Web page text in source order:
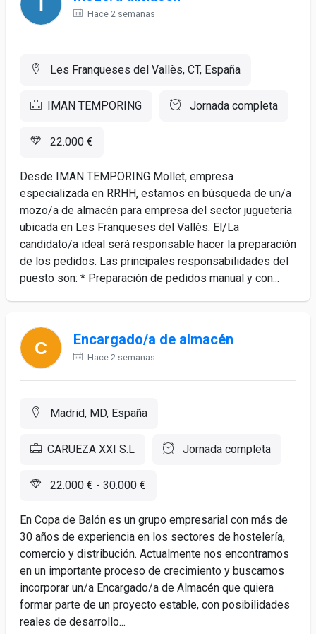
Hace 2 semanas
Les Franqueses del Vallès, CT, España
IMAN TEMPORING Jornada completa
22.000 €
Desde IMAN TEMPORING Mollet, empresa
especializada en RRHH, estamos en búsqueda de un/a
mozo/a de almacén para empresa del sector juguetería
ubicada en Les Franqueses del Vallès. El/La
candidato/a ideal será responsable hacer la preparación
de los pedidos. Las principales responsabilidades del
puesto son: * Preparación de pedidos manual y con...
Encargado/a de almacén
Hace 2 semanas
Madrid, MD, España
CARUEZA XXI S.L Jornada completa
22.000 € - 30.000 €
En Copa de Balón es un grupo empresarial con más de
30 años de experiencia en los sectores de hostelería,
comercio y distribución. Actualmente nos encontramos
en un importante proceso de crecimiento y buscamos
incorporar un/a Encargado/a de Almacén que quiera
formar parte de un proyecto estable, con posibilidades
reales de desarrollo...